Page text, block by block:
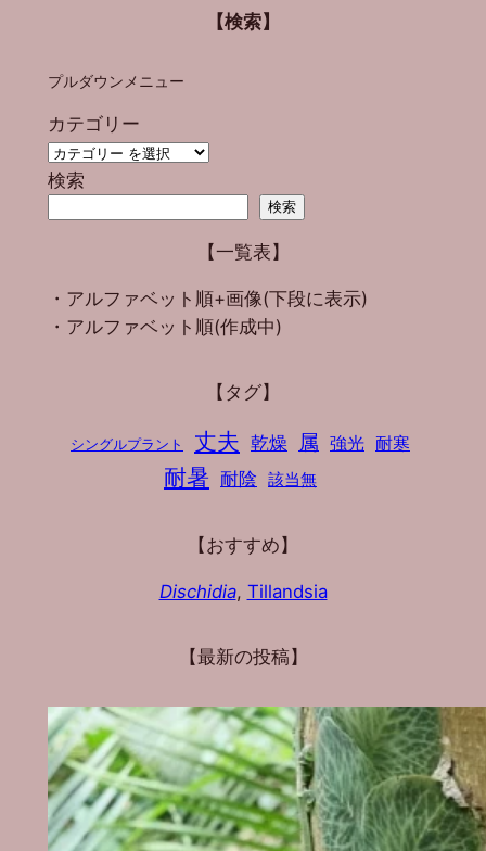
【検索】
プルダウンメニュー
カテゴリー
検索
検索
【一覧表】
・アルファベット順+画像(下段に表示)
・アルファベット順(作成中)
【タグ】
シングルプラント 丈夫 乾燥 属 強光 耐寒
耐暑 耐陰 該当無
【おすすめ】
Dischidia, Tillandsia
【最新の投稿】